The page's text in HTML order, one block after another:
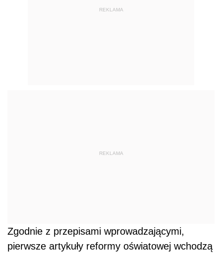
REKLAMA
REKLAMA
Zgodnie z przepisami wprowadzającymi,
pierwsze artykuły reformy oświatowej wchodzą